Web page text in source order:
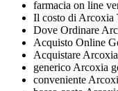
farmacia on line
Il costo di Arcoxia
Dove Ordinare
Acquisto Online
Acquistare
generico Arcoxia
conveniente